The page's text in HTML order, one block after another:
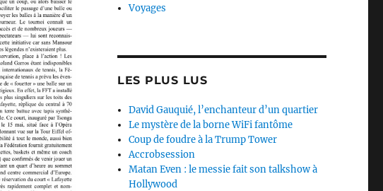
Voyages
LES PLUS LUS
David Gauquié, l’enchanteur d’un quartier
Le mystère de la borne WiFi fantôme
Coup de foudre à la Trump Tower
Accrobsession
Matan Even : le messie fait son talkshow à
Hollywood